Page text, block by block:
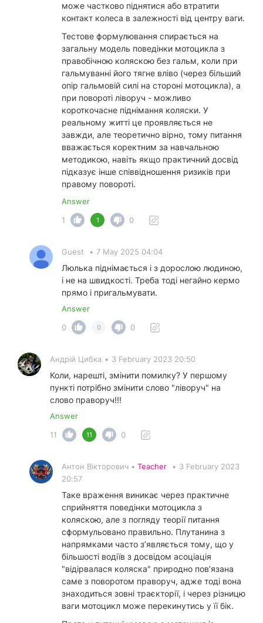
може частково піднятися або втратити
контакт колеса в залежності від центру ваги.
Тестове формулювання спирається на
загальну модель поведінки мотоцикла з
правобічною коляскою без гальм, коли при
гальмуванні його тягне вліво (через більший
опір гальмовій силі на стороні мотоцикла), а
при повороті ліворуч - можливо
короткочасне піднімання коляски. У
реальному житті це проявляється не
завжди, але теоретично вірно, тому питання
вважається коректним за навчальною
методикою, навіть якщо практичний досвід
підказує інше співвідношення ризиків при
правому повороті.
Answer
1
1 0
Guest • 7 May 2025 04:04
Люлька піднімається і з дорослою людиною,
і не на швидкості. Треба тоді негайно кермо
прямо і пригальмувати.
Answer
0
0 0
Андрій Цибка • 3 February 2023 20:50
Коли, нарешті, змінити помилку? У першому
пункті потрібно змінити слово "ліворуч" на
слово праворуч!!!
Answer
11
11 0
Антон Вікторович • Teacher • 3 February 2023
20:57
Таке враження виникає через практичне
сприйняття поведінки мотоцикла з
коляскою, але з погляду теорії питання
сформульовано правильно. Плутанина з
напрямками часто з’являється тому, що у
більшості водіїв з досвідом асоціація
"відірвалася коляска" природно пов’язана
саме з поворотом праворуч, адже тоді вона
знаходиться зовні траєкторії, і через різницю
ваги мотоцикл може перекинутись у її бік.